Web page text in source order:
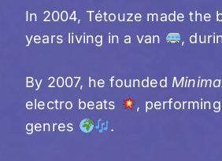
In 2004, Tétouze made the
years living in a van
,
By 2007, he founded
electro beats
,
genres
.